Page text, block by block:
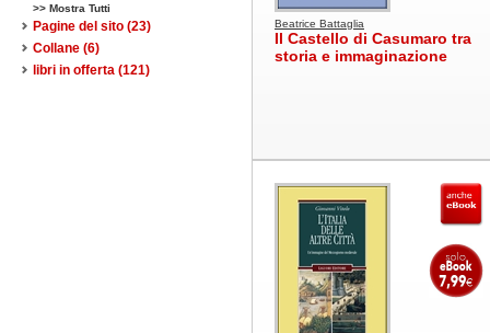
>> Mostra Tutti
Pagine del sito (23)
Collane (6)
libri in offerta (121)
Beatrice Battaglia
Il Castello di Casumaro tra
storia e immaginazione